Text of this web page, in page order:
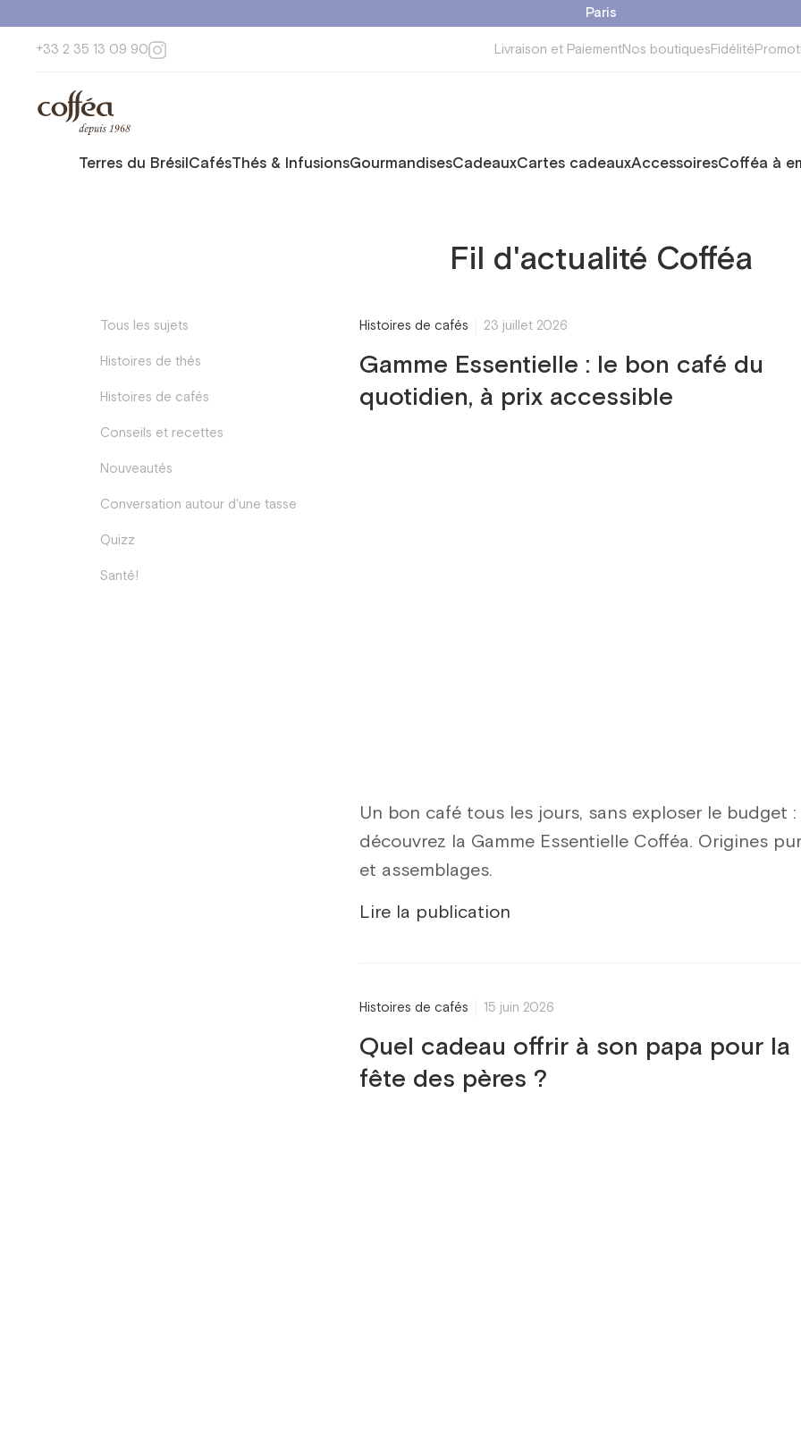
Paris
+33 2 35 13 09 90 Livraison et PaiementNos boutiquesFidélité
Terres du BrésilCafésThés & InfusionsGourmandisesCadeauxCartes cadeauxAccessoiresCofféa à
Fil d'actualité Cofféa
Tous les sujets
Histoires de thés
Histoires de cafés
Conseils et recettes
Nouveautés
Conversation autour d'une tasse
Quizz
Santé!
Histoires de cafés 23 juillet 2026
Gamme Essentielle : le bon café du
quotidien, à prix accessible
Un bon café tous les jours, sans exploser le budget :
découvrez la Gamme Essentielle Cofféa. Origines
et assemblages.
Lire la publication
Histoires de cafés 15 juin 2026
Quel cadeau offrir à son papa pour la
fête des pères ?